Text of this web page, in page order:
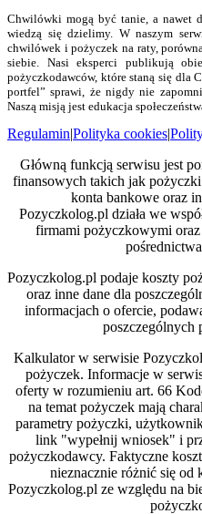
Chwilówki mogą być tanie, a nawet
wiedzą się dzielimy. W naszym
chwilówek i pożyczek na raty,
siebie. Nasi eksperci publikują
pożyczkodawców, które staną się dla
portfel” sprawi, że nigdy nie
Naszą misją jest edukacja
Regulamin|Polityka cookies|
Główną funkcją serwisu jest
finansowych takich jak
konta bankowe oraz
Pozyczkolog.pl działa we
firmami pożyczkowymi
Pozyczkolog.pl podaje koszty
oraz inne dane dla
informacjach o ofercie,
poszczególnych
Kalkulator w serwisie
pożyczek. Informacje w
oferty w rozumieniu art. 66
na temat pożyczek mają
parametry pożyczki,
link "wypełnij wniosek" i
pożyczkodawcy. Faktyczne
nieznacznie różnić się od
Pozyczkolog.pl ze względu na